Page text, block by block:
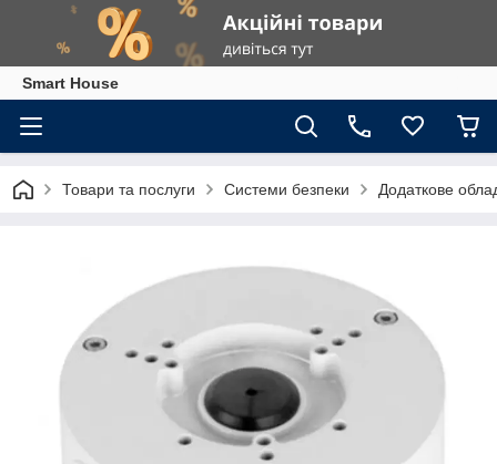
Smart House
Товари та послуги Системи безпеки Додаткове